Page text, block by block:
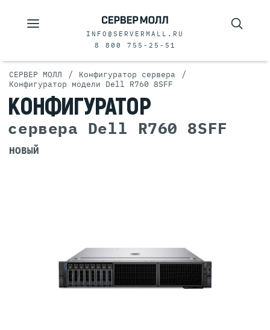
INFO@SERVERMALL.RU
8 800 755-25-51
СЕРВЕР МОЛЛ / Конфигуратор сервера /
Конфигуратор модели Dell R760 8SFF
КОНФИГУРАТОР
сервера Dell R760 8SFF
НОВЫЙ